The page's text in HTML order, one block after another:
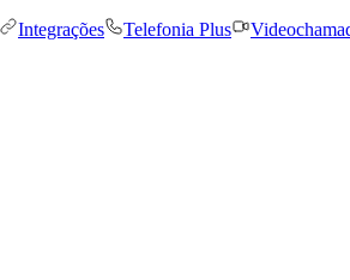
Integrações Telefonia Plus